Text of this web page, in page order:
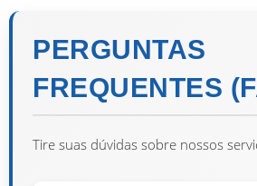
PERGUNTAS
FREQUENTES
Tire suas dúvidas sobre nossos